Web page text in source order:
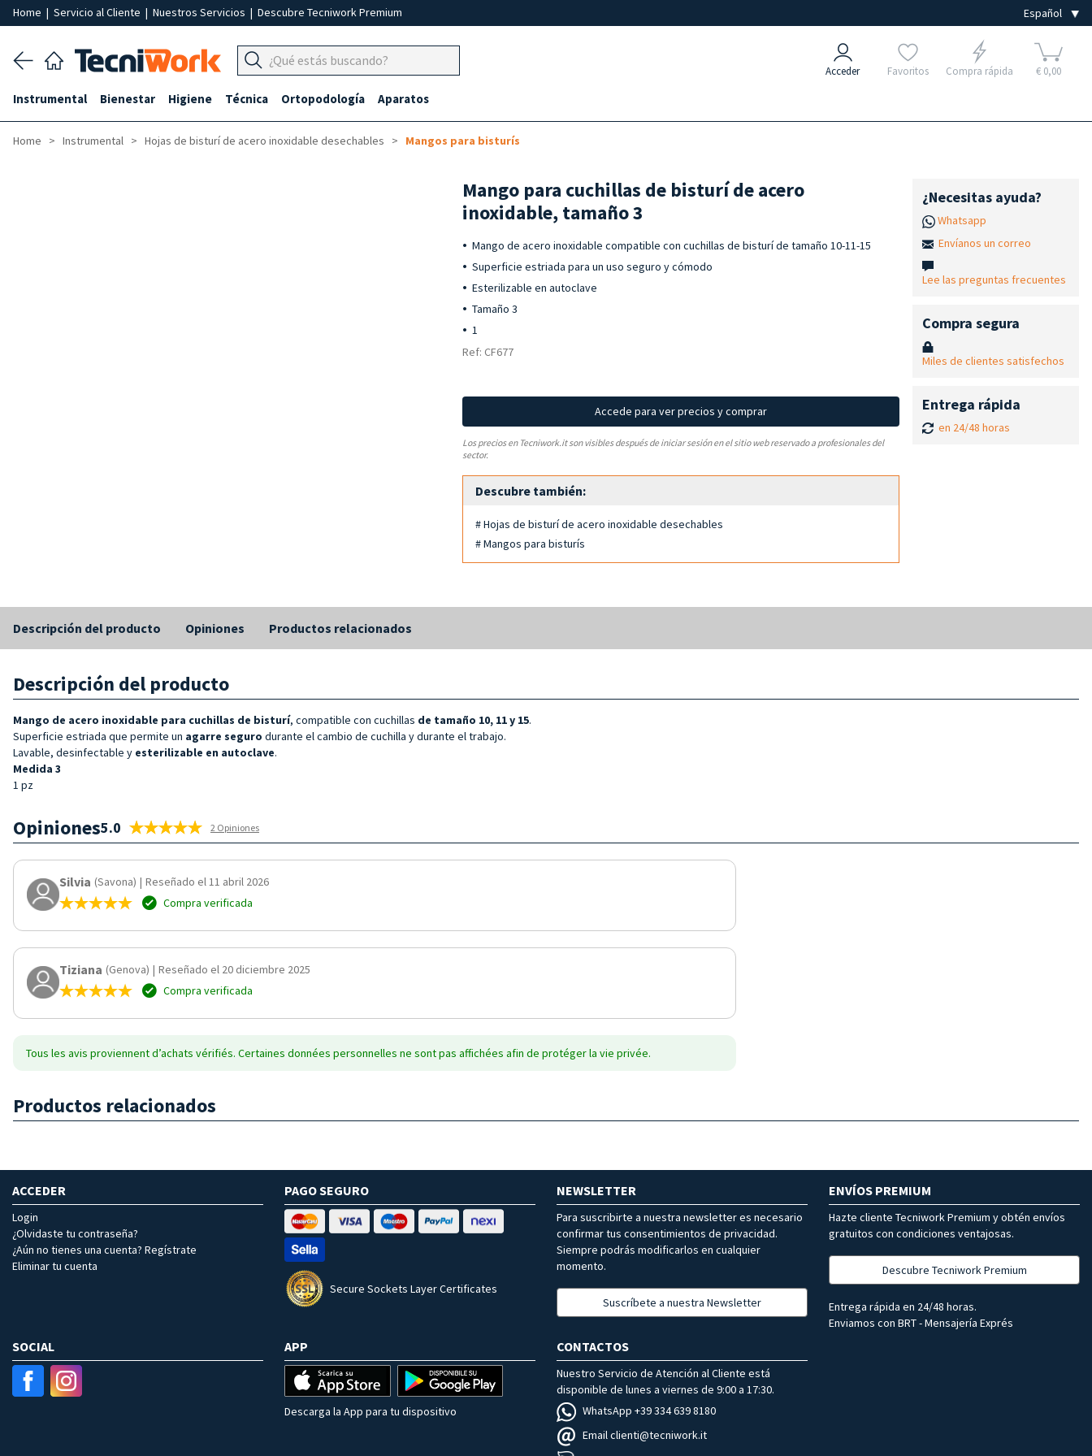
Home | Servicio al Cliente | Nuestros Servicios | Descubre Tecniwork Premium
Acceder Favoritos Compra rápida € 0,00
Instrumental Bienestar Higiene Técnica Ortopodología Aparatos
Home Instrumental Hojas de bisturí de acero inoxidable desechables Mangos para bisturís
Mango para cuchillas de bisturí de acero
inoxidable, tamaño 3
Mango de acero inoxidable compatible con cuchillas de bisturí de tamaño 10-11-15
Superficie estriada para un uso seguro y cómodo
Esterilizable en autoclave
Tamaño 3
1
Ref: CF677
Accede para ver precios y comprar
Los precios en Tecniwork.it son visibles después de iniciar sesión en el sitio web reservado a profesionales del
sector.
Descubre también:
# Hojas de bisturí de acero inoxidable desechables
# Mangos para bisturís
¿Necesitas ayuda?
Whatsapp
Envíanos un correo
Lee las preguntas frecuentes
Compra segura
Miles de clientes satisfechos
Entrega rápida
en 24/48 horas
Descripción del producto Opiniones Productos relacionados
Descripción del producto
Mango de acero inoxidable para cuchillas de bisturí, compatible con cuchillas de tamaño 10, 11 y 15.
Superficie estriada que permite un agarre seguro durante el cambio de cuchilla y durante el trabajo.
Lavable, desinfectable y esterilizable en autoclave.
Medida 3
1 pz
Opiniones5.0 2 Opiniones
Silvia (Savona) | Reseñado el 11 abril 2026
Compra verificada
Tiziana (Genova) | Reseñado el 20 diciembre 2025
Compra verificada
Tous les avis proviennent d’achats vérifiés. Certaines données personnelles ne sont pas affichées afin de protéger la vie privée.
Productos relacionados
ACCEDER
Login
¿Olvidaste tu contraseña?
¿Aún no tienes una cuenta? Regístrate
Eliminar tu cuenta
PAGO SEGURO
Secure Sockets Layer Certificates
NEWSLETTER
Para suscribirte a nuestra newsletter es necesario
confirmar tus consentimientos de privacidad.
Siempre podrás modificarlos en cualquier
momento.
Suscríbete a nuestra Newsletter
ENVÍOS PREMIUM
Hazte cliente Tecniwork Premium y obtén envíos
gratuitos con condiciones ventajosas.
Descubre Tecniwork Premium
Entrega rápida en 24/48 horas.
Enviamos con BRT - Mensajería Exprés
SOCIAL APP
Descarga la App para tu dispositivo
CONTACTOS
Nuestro Servicio de Atención al Cliente está
disponible de lunes a viernes de 9:00 a 17:30.
WhatsApp +39 334 639 8180
Email clienti@tecniwork.it